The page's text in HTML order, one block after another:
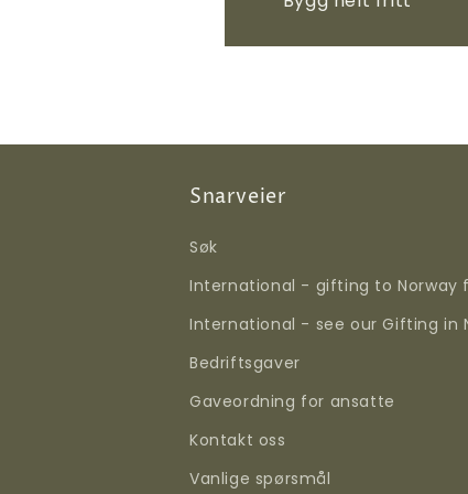
Snarveier
Søk
International - gifting to Norway
International - see our Gifting in
Bedriftsgaver
Gaveordning for ansatte
Kontakt oss
Vanlige spørsmål